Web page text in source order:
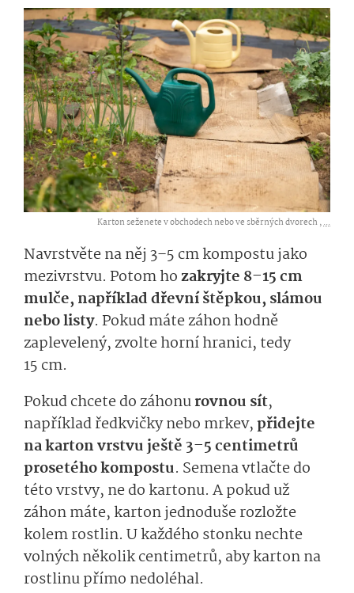
Karton seženete v obchodech nebo ve sběrných dvorech ,...
Navrstvěte na něj 3–5 cm kompostu jako
mezivrstvu. Potom hozakryjte 8–15 cm
mulče, například dřevní štěpkou, slámou
nebo listy. Pokud máte záhon hodně
zaplevelený, zvolte horní hranici, tedy
15 cm.
Pokud chcete do záhonurovnou sít,
například ředkvičky nebo mrkev,přidejte
na karton vrstvu ještě 3–5 centimetrů
prosetého kompostu. Semena vtlačte do
této vrstvy, ne do kartonu. A pokud už
záhon máte, karton jednoduše rozložte
kolem rostlin. U každého stonku nechte
volných několik centimetrů, aby karton na
rostlinu přímo nedoléhal.